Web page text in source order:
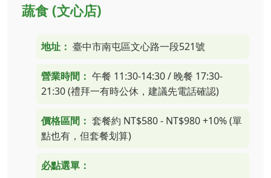
蔬食 (文心店)
地址： 臺中市南屯區文心路一段521號
營業時間： 午餐 11:30-14:30 / 晚餐 17:30-
21:30 (禮拜一有時公休，建議先電話確認)
價格區間： 套餐約 NT$580 - NT$980 +10% (單
點也有，但套餐划算)
必點選單：